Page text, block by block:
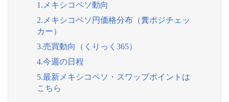
1.メキシコペソ動向
2.メキシコペソ円価格分布（糞ポジチェッ
カー）
3.売買動向（くりっく365）
4.今週の日程
5.最新メキシコペソ・スワップポイントは
こちら